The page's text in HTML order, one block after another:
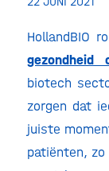
HollandBIO
gezondheid
biotech
zorgen dat
juiste
patiënten,